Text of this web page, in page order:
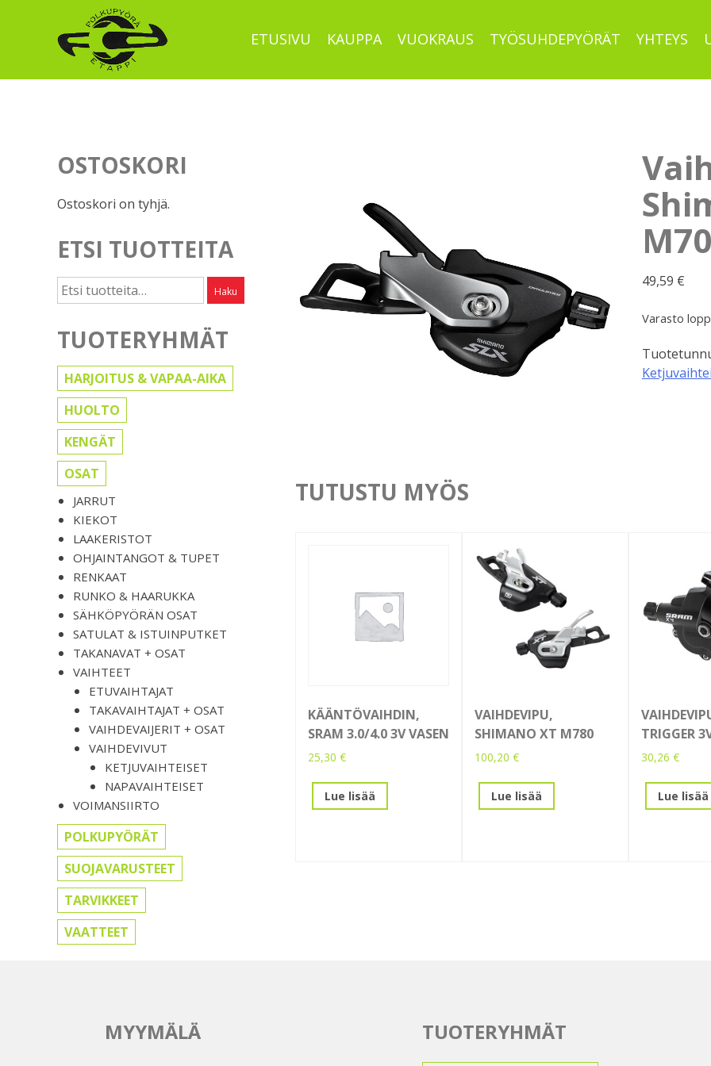
ETUSIVU KAUPPA VUOKRAUS TYÖSUHDEPYÖRÄT YHTEYS
OSTOSKORI
Ostoskori on tyhjä.
ETSI TUOTTEITA
Etsi: Haku
TUOTERYHMÄT
HARJOITUS & VAPAA-AIKA
HUOLTO
KENGÄT
OSAT
JARRUT
KIEKOT
LAAKERISTOT
OHJAINTANGOT & TUPET
RENKAAT
RUNKO & HAARUKKA
SÄHKÖPYÖRÄN OSAT
SATULAT & ISTUINPUTKET
TAKANAVAT + OSAT
VAIHTEET
ETUVAIHTAJAT
TAKAVAIHTAJAT + OSAT
VAIHDEVAIJERIT + OSAT
VAIHDEVIVUT
KETJUVAIHTEISET
NAPAVAIHTEISET
VOIMANSIIRTO
POLKUPYÖRÄT
SUOJAVARUSTEET
TARVIKKEET
VAATTEET
49,59 €
Varasto
TUTUSTU MYÖS
KÄÄNTÖVAIHDIN,
SRAM 3.0/4.0 3V VASEN
25,30 €
Lue lisää
VAIHDEVIPU,
SHIMANO XT M780
100,20 €
Lue lisää
TRIGGER
30,26 €
Lue lisää
MYYMÄLÄ TUOTERYHMÄT